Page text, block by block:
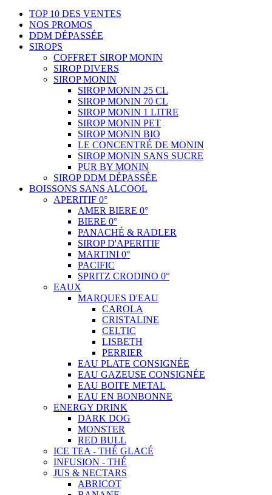
TOP 10 DES VENTES
NOS PROMOS
DDM DÉPASSÉE
SIROPS
COFFRET SIROP MONIN
SIROP DIVERS
SIROP MONIN
SIROP MONIN 25 CL
SIROP MONIN 70 CL
SIROP MONIN 1 LITRE
SIROP MONIN PET
SIROP MONIN BIO
LE CONCENTRÉ DE MONIN
SIROP MONIN SANS SUCRE
PUR BY MONIN
SIROP DDM DÉPASSÉE
BOISSONS SANS ALCOOL
APERITIF 0°
AMER BIERE 0°
BIERE 0°
PANACHÉ & RADLER
SIROP D'APERITIF
MARTINI 0°
PACIFIC
SPRITZ CRODINO 0°
EAUX
MARQUES D'EAU
CAROLA
CRISTALINE
CELTIC
LISBETH
PERRIER
EAU PLATE CONSIGNÉE
EAU GAZEUSE CONSIGNÉE
EAU BOITE METAL
EAU EN BONBONNE
ENERGY DRINK
DARK DOG
MONSTER
RED BULL
ICE TEA - THÉ GLACÉ
INFUSION - THÉ
JUS & NECTARS
ABRICOT